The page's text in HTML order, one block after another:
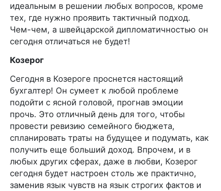
идеальным в решении любых вопросов, кроме
тех, где нужно проявить тактичный подход.
Чем-чем, а швейцарской дипломатичностью он
сегодня отличаться не будет!
Козерог
Сегодня в Козероге проснется настоящий
бухгалтер! Он сумеет к любой проблеме
подойти с ясной головой, прогнав эмоции
прочь. Это отличный день для того, чтобы
провести ревизию семейного бюджета,
спланировать траты на будущее и подумать, как
получить еще больший доход. Впрочем, и в
любых других сферах, даже в любви, Козерог
сегодня будет настроен столь же практично,
заменив язык чувств на язык строгих фактов и